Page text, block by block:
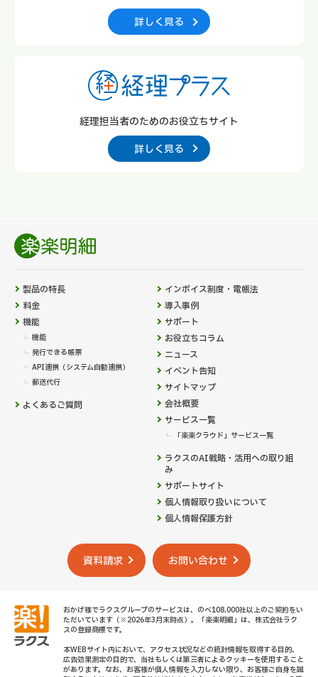
詳しく見る
経理担当者のためのお役立ちサイト
詳しく見る
製品の特長
料金
機能
機能
発行できる帳票
API連携（システム自動連携）
郵送代行
よくあるご質問
インボイス制度・電帳法
導入事例
サポート
お役立ちコラム
ニュース
イベント告知
サイトマップ
会社概要
サービス一覧
「楽楽クラウド」サービス一覧
ラクスのAI戦略・活用への取り組
み
サポートサイト
個人情報取り扱いについて
個人情報保護方針
資料請求 お問い合わせ
おかげ様でラクスグループのサービスは、のべ108,000社以上のご契約をい
ただいています（※2026年3月末時点）。「楽楽明細」は、株式会社ラク
スの登録商標です。
本WEBサイト内において、アクセス状況などの統計情報を取得する目的、
広告効果測定の目的で、当社もしくは第三者によるクッキーを使用すること
があります。なお、お客様が個人情報を入力しない限り、お客様ご自身を識